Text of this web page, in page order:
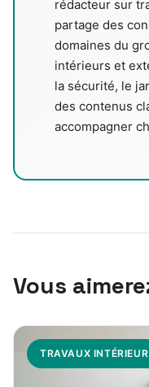
rédacteur sur
partage des
domaines du
intérieurs et
la sécurité, le
des contenus
accompagner
Vous
TRAVAUX INTÉRIEUR